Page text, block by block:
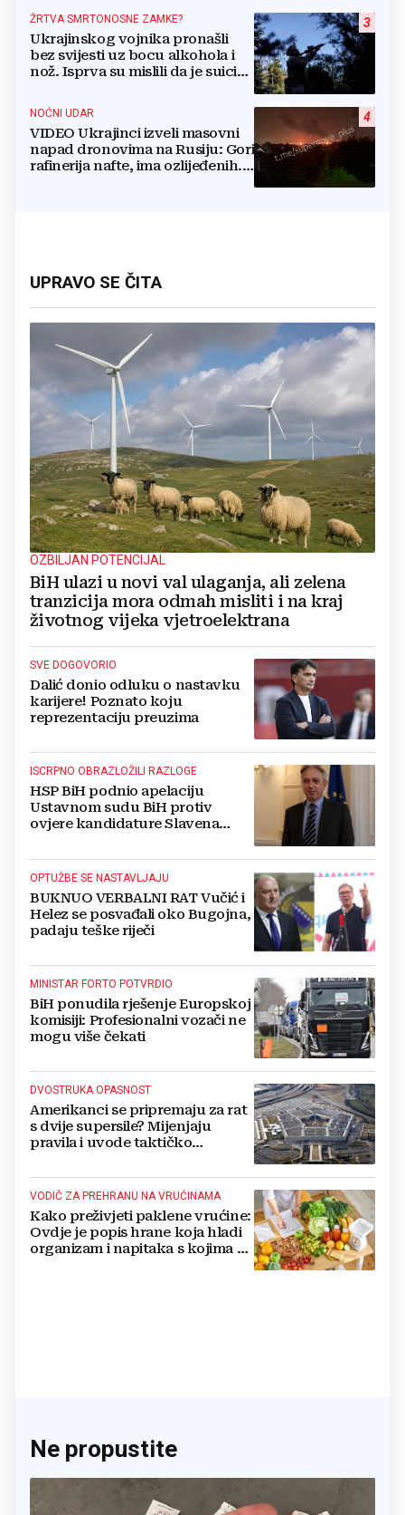
3
ŽRTVA SMRTONOSNE ZAMKE?
Ukrajinskog vojnika pronašli
bez svijesti uz bocu alkohola i
nož. Isprva su mislili da je suicid,
4
NOĆNI UDAR
VIDEO Ukrajinci izveli masovni
napad dronovima na Rusiju: Gori
rafinerija nafte, ima ozlijeđenih.
UPRAVO SE ČITA
OZBILJAN POTENCIJAL
BiH ulazi u novi val ulaganja, ali zelena
tranzicija mora odmah misliti i na kraj
životnog vijeka vjetroelektrana
SVE DOGOVORIO
Dalić donio odluku o nastavku
karijere! Poznato koju
reprezentaciju preuzima
ISCRPNO OBRAZLOŽILI RAZLOGE
HSP BiH podnio apelaciju
Ustavnom sudu BiH protiv
ovjere kandidature Slavena
OPTUŽBE SE NASTAVLJAJU
BUKNUO VERBALNI RAT Vučić i
Helez se posvađali oko Bugojna,
padaju teške riječi
MINISTAR FORTO POTVRDIO
BiH ponudila rješenje Europskoj
komisiji: Profesionalni vozači ne
mogu više čekati
DVOSTRUKA OPASNOST
Amerikanci se pripremaju za rat
s dvije supersile? Mijenjaju
pravila i uvode taktičko
VODIČ ZA PREHRANU NA VRUĆINAMA
Kako preživjeti paklene vrućine:
Ovdje je popis hrane koja hladi
organizam i napitaka s kojima si
Ne propustite